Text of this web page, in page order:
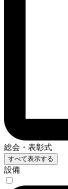
総会・表彰式
すべて表示する
設備